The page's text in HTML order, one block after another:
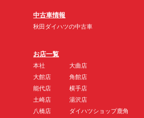
中古車情報
秋田ダイハツの中古車
お店一覧
本社
大館店
能代店
土崎店
八橋店
大曲店
角館店
横手店
湯沢店
ダイハツショップ鹿角